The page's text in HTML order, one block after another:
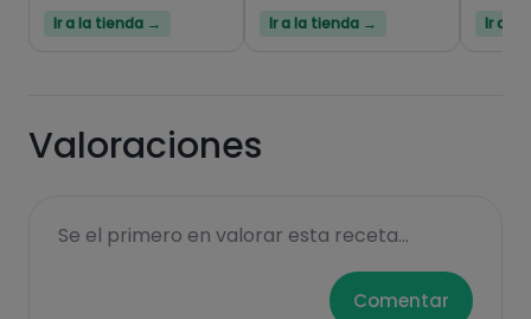
Ir a la tienda → Ir a la tienda → Ir a
Valoraciones
Se el primero en valorar esta receta...
Comentar